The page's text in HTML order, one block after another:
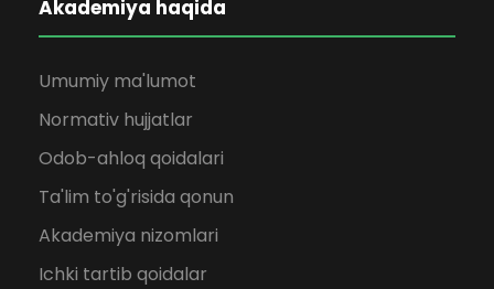
Akademiya haqida
Umumiy ma'lumot
Normativ hujjatlar
Odob-ahloq qoidalari
Ta'lim to'g'risida qonun
Akademiya nizomlari
Ichki tartib qoidalar